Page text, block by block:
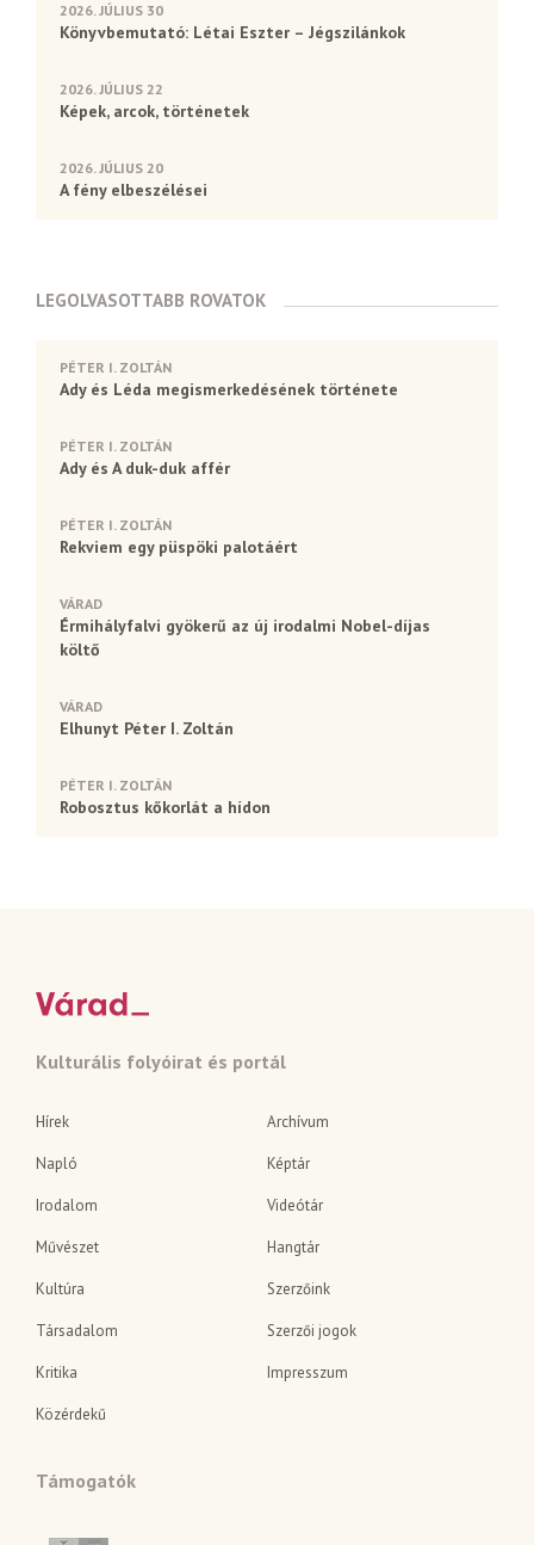
2026. JÚLIUS 30
Könyvbemutató: Létai Eszter – Jégszilánkok
2026. JÚLIUS 22
Képek, arcok, történetek
2026. JÚLIUS 20
A fény elbeszélései
LEGOLVASOTTABB ROVATOK
PÉTER I. ZOLTÁN
Ady és Léda megismerkedésének története
PÉTER I. ZOLTÁN
Ady és A duk-duk affér
PÉTER I. ZOLTÁN
Rekviem egy püspöki palotáért
VÁRAD
Érmihályfalvi gyökerű az új irodalmi Nobel-díjas
költő
VÁRAD
Elhunyt Péter I. Zoltán
PÉTER I. ZOLTÁN
Robosztus kőkorlát a hídon
Kulturális folyóirat és portál
Hírek
Napló
Irodalom
Művészet
Kultúra
Társadalom
Kritika
Közérdekű
Archívum
Képtár
Videótár
Hangtár
Szerzőink
Szerzői jogok
Impresszum
Támogatók